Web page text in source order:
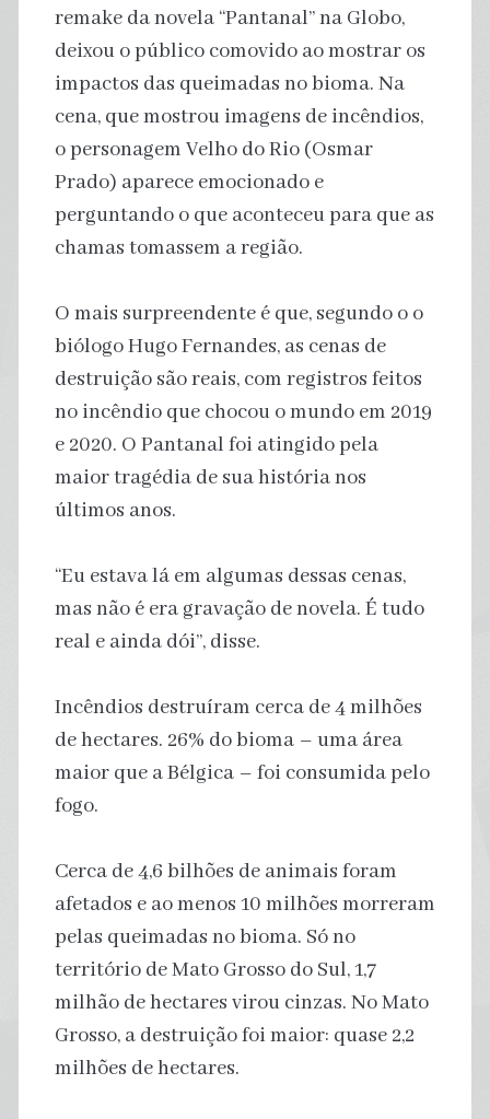
remake da novela “Pantanal” na Globo,
deixou o público comovido ao mostrar os
impactos das queimadas no bioma. Na
cena, que mostrou imagens de incêndios,
o personagem Velho do Rio (Osmar
Prado) aparece emocionado e
perguntando o que aconteceu para que as
chamas tomassem a região.
O mais surpreendente é que, segundo o o
biólogo Hugo Fernandes, as cenas de
destruição são reais, com registros feitos
no incêndio que chocou o mundo em 2019
e 2020. O Pantanal foi atingido pela
maior tragédia de sua história nos
últimos anos.
“Eu estava lá em algumas dessas cenas,
mas não é era gravação de novela. É tudo
real e ainda dói”, disse.
Incêndios destruíram cerca de 4 milhões
de hectares. 26% do bioma – uma área
maior que a Bélgica – foi consumida pelo
fogo.
Cerca de 4,6 bilhões de animais foram
afetados e ao menos 10 milhões morreram
pelas queimadas no bioma. Só no
território de Mato Grosso do Sul, 1,7
milhão de hectares virou cinzas. No Mato
Grosso, a destruição foi maior: quase 2,2
milhões de hectares.